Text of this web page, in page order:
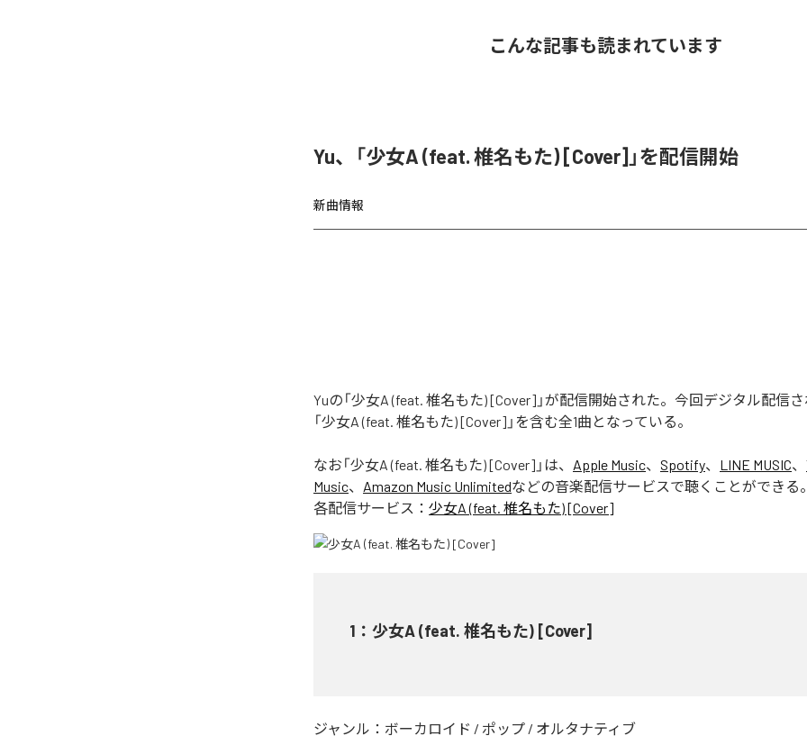
こんな記事も読まれています
Yu、「少女A (feat. 椎名もた) [Cover]」を配信開始
新曲情報
Yuの「少女A (feat. 椎名もた) [Cover]」が配信開始された。今回デジタル配信
「少女A (feat. 椎名もた) [Cover]」を含む全1曲となっている。
なお「少女A (feat. 椎名もた) [Cover] 」は、 Apple Music、 Spotify、 LINE MUSIC、
Music、 Amazon Music Unlimitedなどの音楽配信サービスで聴くことができる
各配信サービス： 少女A (feat. 椎名もた) [Cover]
1 ： 少女A (feat. 椎名もた) [Cover]
ジャンル： ボーカロイド / ポップ / オルタナティブ